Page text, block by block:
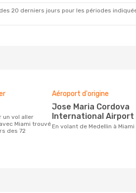
20 derniers jours pour les périodes
Miami trouvé
des 72
Aéroport d'origine
Jose Maria Cordova
International Airport
En volant de Medellin à Miami